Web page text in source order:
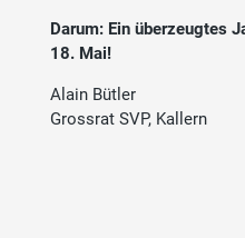
Darum: Ein überzeugtes
18. Mai!
Alain Bütler
Grossrat SVP, Kallern